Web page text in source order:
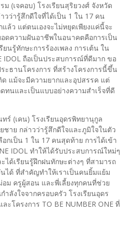
(เจคอบ) โรงเรียนสุริยวงศ์ จังหวัด
ว่ารู้สึกดีใจที่ได้เป็น 1 ใน 17 คน
ล้ว แต่ตนเองจะไม่หยุดเพียงแค่นี้จะ
ดความฝันอาชีพในอนาคตคือการเป็น
นรู้ทักษะการร้องเพลง การเต้น ใน
IDOL ถือเป็นประสบการณ์ที่ดีมาก ขอ
ธานโครงการ ที่สร้างโครงการนี้ขึ้น
ด แม้จะมีความยากและอุปสรรค แต่
ทนและเป็นแบบอย่างความสำเร็จที่ดี
ร์ (เคน) โรงเรียนอุดรพิทยานุกูล
าย กล่าวว่ารู้สึกดีใจและภูมิใจในตัว
อกเป็น 1 ใน 17 คนสุดท้าย การได้เข้า
IDOL ทำให้ได้รับประสบการณ์ใหม่ๆ
ได้เรียนรู้ฝึกฝนทักษะต่างๆ ที่สามารถ
ได้ ที่สำคัญทำให้เราเป็นคนยิ้มแย้ม
ม ครูผู้สอน และพี่เลี้ยงทุกคนที่ช่วย
ลังใจจากครอบครัว โรงเรียนอุดร
โครงการ TO BE NUMBER ONE ที่